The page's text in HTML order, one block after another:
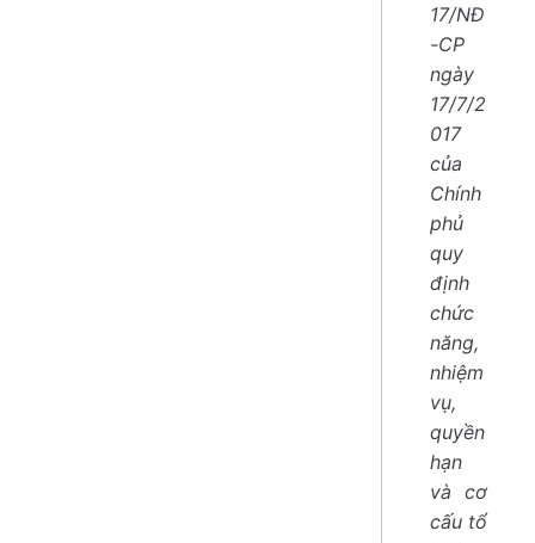
17/NĐ
-CP
ngày
17/7/2
017
của
Chính
phủ
quy
định
chức
năng,
nhiệm
vụ,
quyền
hạn
và cơ
cấu tổ